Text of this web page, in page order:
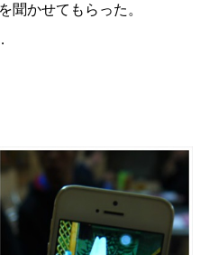
聞かせてもらった。